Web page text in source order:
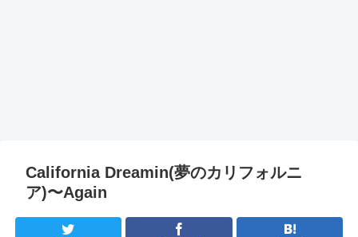
California Dreamin(夢のカリフォルニ
ア)〜Again